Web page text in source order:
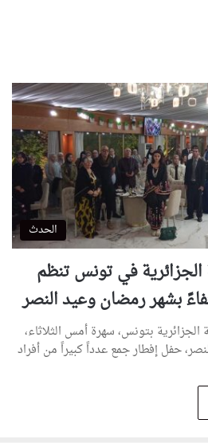
الحدث
الجزائرية في تونس تنظم
بشهر رمضان وعيد النصر
الجزائرية بتونس، سهرة أمس الثلاثاء،
حفل إفطار جمع عدداً كبيراً من أفراد